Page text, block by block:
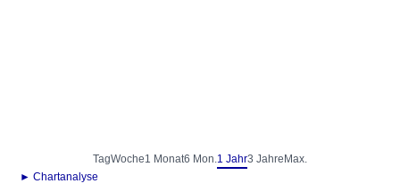
TagWoche1 Monat6 Mon.1 Jahr3 Jahre Max.
► Chartanalyse